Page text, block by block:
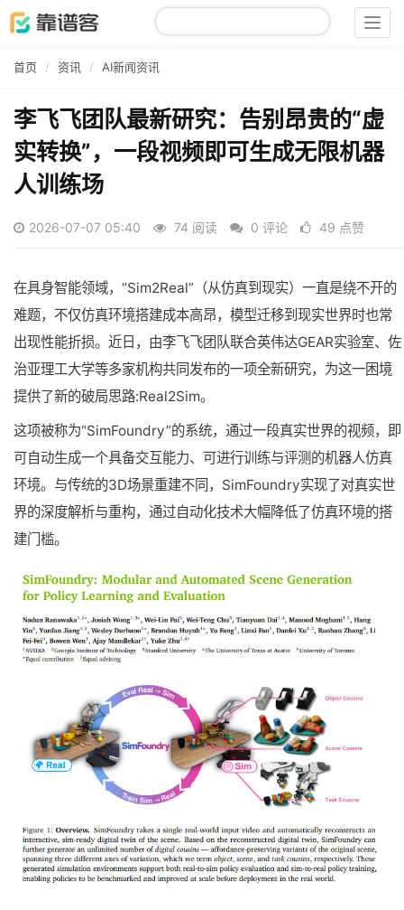
首页 资讯 AI新闻资讯
李飞飞团队最新研究：告别昂贵的“虚
实转换”，一段视频即可生成无限机器
人训练场
2026-07-07 05:40 74 阅读 0 评论 49 点赞
在具身智能领域，“Sim2Real”（从仿真到现实）一直是绕不开的
难题，不仅仿真环境搭建成本高昂，模型迁移到现实世界时也常
出现性能折损。近日，由李飞飞团队联合英伟达GEAR实验室、佐
治亚理工大学等多家机构共同发布的一项全新研究，为这一困境
提供了新的破局思路:Real2Sim。
这项被称为“SimFoundry”的系统，通过一段真实世界的视频，即
可自动生成一个具备交互能力、可进行训练与评测的机器人仿真
环境。与传统的3D场景重建不同，SimFoundry实现了对真实世
界的深度解析与重构，通过自动化技术大幅降低了仿真环境的搭
建门槛。